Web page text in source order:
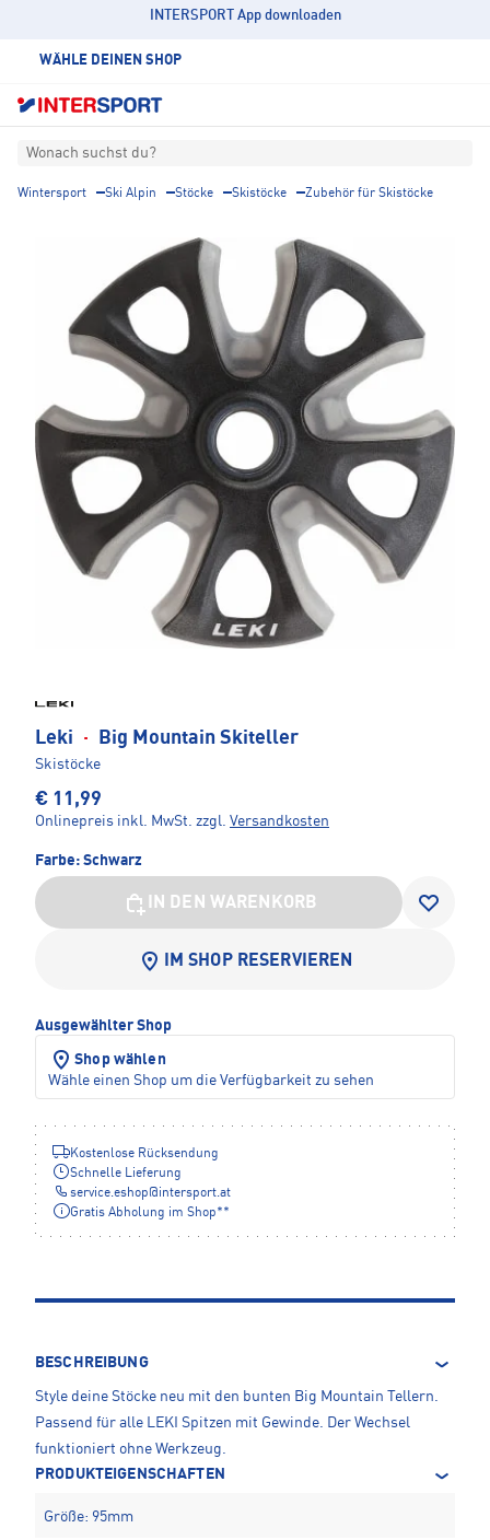
INTERSPORT App downloaden
WÄHLE DEINEN SHOP
Wonach suchst du?
Wintersport Ski Alpin Stöcke Skistöcke Zubehör für Skistöcke
Leki · Big Mountain Skiteller
Skistöcke
€ 11,99
Onlinepreis inkl. MwSt. zzgl. Versandkosten
Farbe: Schwarz
IN DEN WARENKORB
IM SHOP RESERVIEREN
Ausgewählter Shop
Shop wählen
Wähle einen Shop um die Verfügbarkeit zu sehen
Kostenlose Rücksendung
Schnelle Lieferung
service.eshop@intersport.at
Gratis Abholung im Shop**
BESCHREIBUNG
Style deine Stöcke neu mit den bunten Big Mountain Tellern.
Passend für alle LEKI Spitzen mit Gewinde. Der Wechsel
funktioniert ohne Werkzeug.
PRODUKTEIGENSCHAFTEN
Größe: 95mm